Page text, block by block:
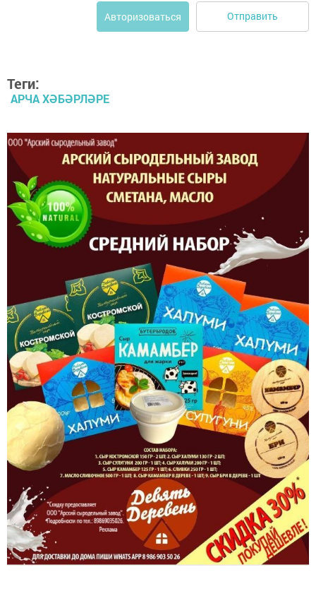
Авторизоваться Отправить
Теги:
АРЧА ХӘБӘРЛӘРЕ